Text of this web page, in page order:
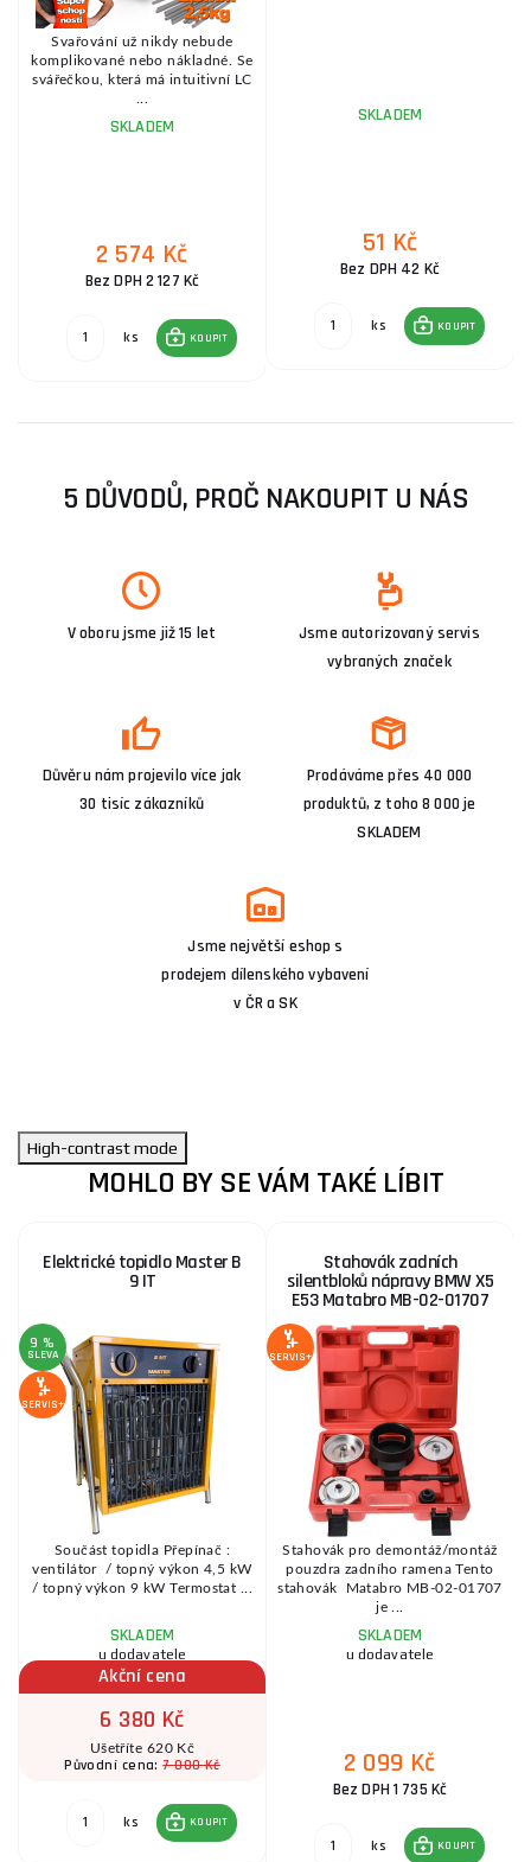
Svařování už nikdy nebude
komplikované nebo nákladné. Se
svářečkou, která má intuitivní LC
SKLADEM
2 574 Kč
Bez DPH 2 127 Kč
ks KOUPIT
SKLADEM
51 Kč
Bez DPH 42 Kč
ks KOUPIT
5 DŮVODŮ, PROČ NAKOUPIT U NÁS
V oboru jsme již 15 let
Jsme autorizovaný servis
vybraných značek
Důvěru nám projevilo více jak
30 tisíc zákazníků
Prodáváme přes 40 000
produktů, z toho 8 000 je
SKLADEM
Jsme největší eshop s
prodejem dílenského vybavení
v ČR a SK
High-contrast mode
MOHLO BY SE VÁM TAKÉ LÍBIT
Elektrické topidlo Master B
9 IT
9 %
SLEVA
SERVIS+
Součást topidla Přepínač :
ventilátor / topný výkon 4,5 kW
/ topný výkon 9 kW Termostat ...
SKLADEM
u dodavatele
Akční cena
6 380 Kč
Ušetříte 620 Kč
Původní cena:7 000 Kč
ks KOUPIT
Stahovák zadních
silentbloků nápravy BMW X5
E53 Matabro MB-02-01707
SERVIS+
Stahovák pro demontáž/montáž
pouzdra zadního ramena Tento
stahovák Matabro MB-02-01707
je ...
SKLADEM
u dodavatele
2 099 Kč
Bez DPH 1 735 Kč
ks KOUPIT